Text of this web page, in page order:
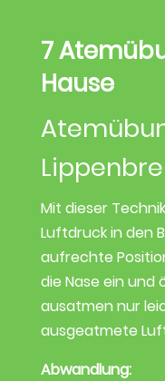
7
Hause
Mit dieser
Luftdruck in den
aufrechte
die Nase ein und
ausatmen nur
ausgeatmete
Abwandlung: